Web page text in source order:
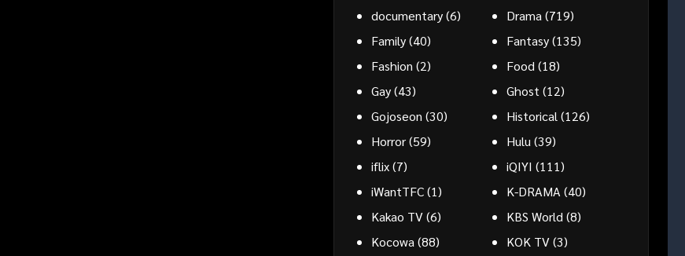
documentary(6) Drama(719)
Family(40) Fantasy(135)
Fashion (2) Food(18)
Gay(43) Ghost(12)
Gojoseon (30) Historical(126)
Horror(59) Hulu(39)
iflix(7) iQIYI (111)
iWantTFC(1) K-DRAMA(40)
Kakao TV(6) KBS World(8)
Kocowa(88) KOK TV(3)